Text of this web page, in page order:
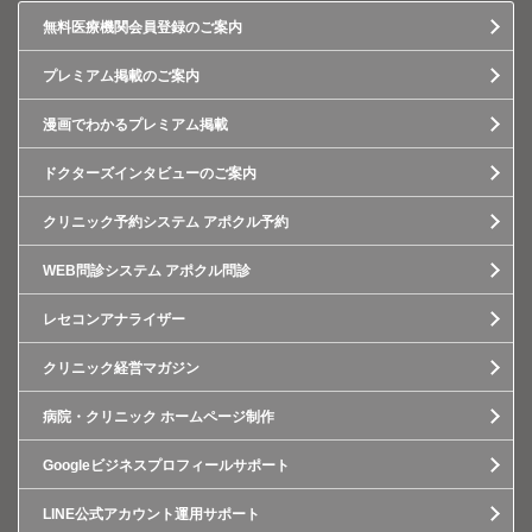
無料医療機関会員登録のご案内
プレミアム掲載のご案内
漫画でわかるプレミアム掲載
ドクターズインタビューのご案内
クリニック予約システム アポクル予約
WEB問診システム アポクル問診
レセコンアナライザー
クリニック経営マガジン
病院・クリニック ホームページ制作
Googleビジネスプロフィールサポート
LINE公式アカウント運用サポート